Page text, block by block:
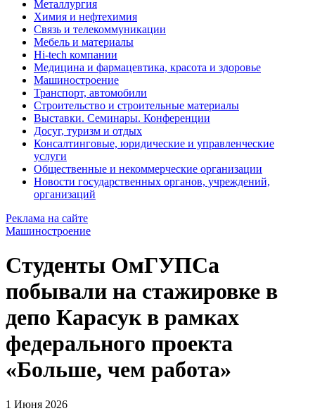
Металлургия
Химия и нефтехимия
Связь и телекоммуникации
Мебель и материалы
Hi-tech компании
Медицина и фармацевтика, красота и здоровье
Машиностроение
Транспорт, автомобили
Строительство и строительные материалы
Выставки. Семинары. Конференции
Досуг, туризм и отдых
Консалтинговые, юридические и управленческие
услуги
Общественные и некоммерческие организации
Новости государственных органов, учреждений,
организаций
Реклама на сайте
Машиностроение
Студенты ОмГУПСа
побывали на стажировке в
депо Карасук в рамках
федерального проекта
«Больше, чем работа»
1 Июня 2026